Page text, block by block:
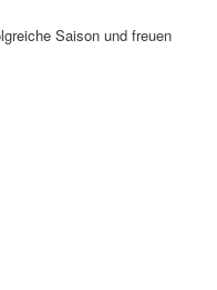
Saison und freuen